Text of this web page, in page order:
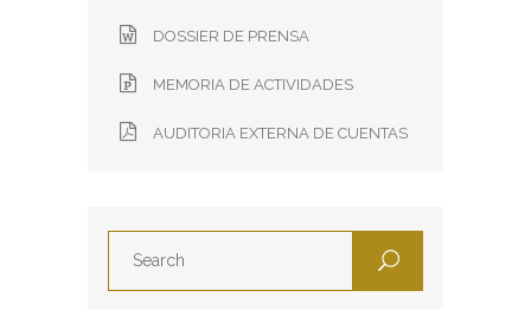
DOSSIER DE PRENSA
MEMORIA DE ACTIVIDADES
AUDITORIA EXTERNA DE CUENTAS